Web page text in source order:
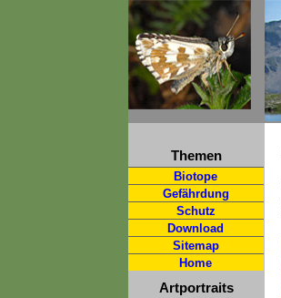
Themen
Biotope
Gefährdung
Schutz
Download
Sitemap
Home
Artportraits